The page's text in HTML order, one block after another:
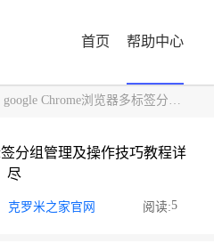
首页 帮助中心
Chrome浏览器多标签分组管理及操作技巧教程详尽
签分组管理及操作技巧教程详
尽
克罗米之家官网 阅读:5